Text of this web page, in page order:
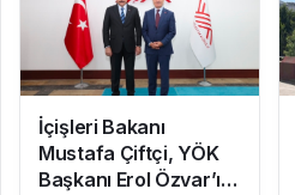
İçişleri Bakanı
Mustafa Çiftçi, YÖK
Başkanı Erol Özvar’ı